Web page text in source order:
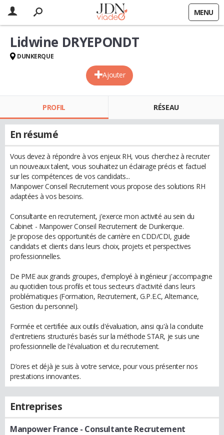
MENU
Ajouter
Lidwine DRYEPONDT
DUNKERQUE
PROFIL RÉSEAU
En résumé
Vous devez à répondre à vos enjeux RH, vous cherchez à recruter
un nouveaux talent, vous souhaitez un éclairage précis et factuel
sur les compétences de vos candidats...
Manpower Conseil Recrutement vous propose des solutions RH
adaptées à vos besoins.
Consultante en recrutement, j'exerce mon activité au sein du
Cabinet - Manpower Conseil Recrutement de Dunkerque.
Je propose des opportunités de carrière en CDD/CDI, guide
candidats et clients dans leurs choix, projets et perspectives
professionnelles.
De PME aux grands groupes, d'employé à ingénieur j'accompagne
au quotidien tous profils et tous secteurs d'activité dans leurs
problématiques (Formation, Recrutement, G.P.E.C, Alternance,
Gestion du personnel).
Formée et certifiée aux outils d'évaluation, ainsi qu'à la conduite
d'entretiens structurés basés sur la méthode STAR, je suis une
professionnelle de l'évaluation et du recrutement.
D’ores et déjà je suis à votre service, pour vous présenter nos
prestations innovantes.
Entreprises
Manpower France - Consultante Recrutement